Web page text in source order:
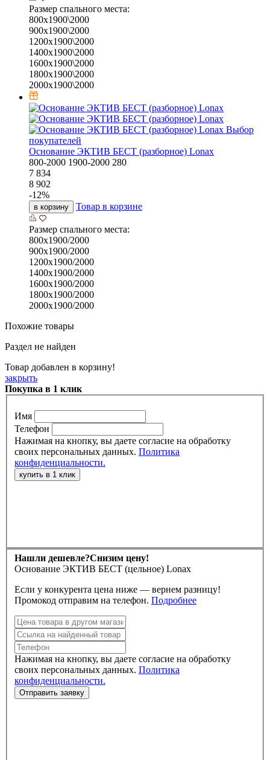
Размер спального места:
800х1900\2000
900х1900\2000
1200х1900\2000
1400х1900\2000
1600х1900\2000
1800х1900\2000
2000х1900\2000
Выбор
покупателей
Основание ЭКТИВ БЕСТ (разборное) Lonax
800-2000 1900-2000 280
7 834
8 902
-12%
в корзину Товар в корзине
Размер спального места:
800х1900/2000
900х1900/2000
1200х1900/2000
1400х1900/2000
1600х1900/2000
1800х1900/2000
2000х1900/2000
Похожие товары
Раздел не найден
Товар добавлен в корзину!
закрыть
Покупка в 1 клик
Имя
Телефон
Нажимая на кнопку, вы даете согласие на обработку
своих персональных данных. Политика
конфиденциальности.
Нашли дешевле?Снизим цену!
Основание ЭКТИВ БЕСТ (цельное) Lonax
Если у конкурента цена ниже — вернем разницу!
Промокод отправим на телефон. Подробнее
Нажимая на кнопку, вы даете согласие на обработку
своих персональных данных. Политика
конфиденциальности.